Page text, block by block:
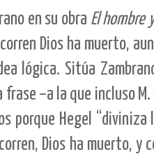
en su obra El hombre
Dios ha muerto,
lógica. Sitúa
–a la que incluso
porque Hegel
Dios ha muerto,